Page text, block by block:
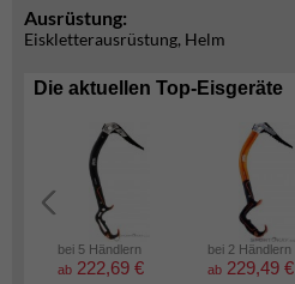
Ausrüstung:
Eiskletterausrüstung, Helm
Die aktuellen Top-Eisgeräte
bei 5 Händlern
ab 222,69 €
bei 2 Händlern
ab 229,49 €